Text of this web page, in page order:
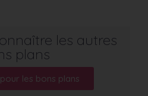
les autres
plans
les bons plans